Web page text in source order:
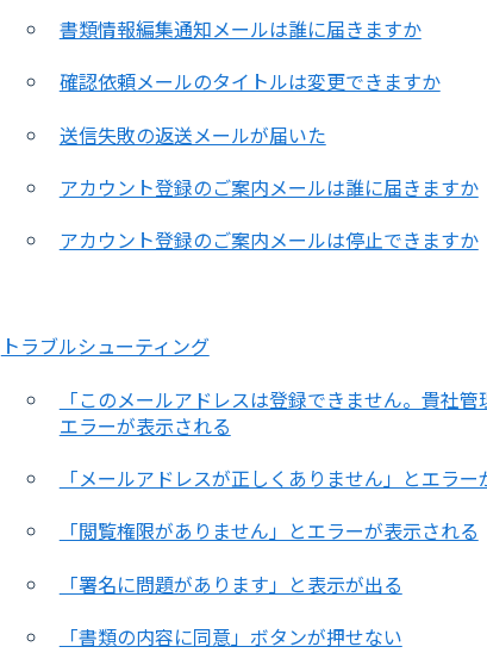
書類情報編集通知メールは誰に届きますか
確認依頼メールのタイトルは変更できますか
送信失敗の返送メールが届いた
アカウント登録のご案内メールは誰に届きますか
アカウント登録のご案内メールは停止できますか
トラブルシューティング
「このメールアドレスは登録できません。貴社
エラーが表示される
「メールアドレスが正しくありません」とエラー
「閲覧権限がありません」とエラーが表示される
「署名に問題があります」と表示が出る
「書類の内容に同意」ボタンが押せない